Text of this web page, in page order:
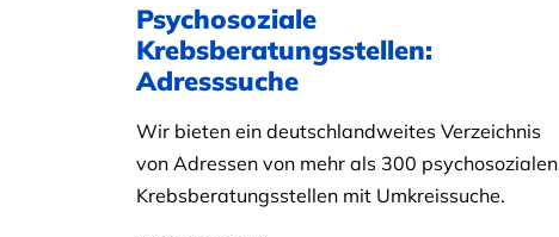
Psychosoziale
Krebsberatungsstellen:
Adresssuche
Wir bieten ein deutschlandweites Verzeichnis
von Adressen von mehr als 300 psychosozialen
Krebsberatungsstellen mit Umkreissuche.